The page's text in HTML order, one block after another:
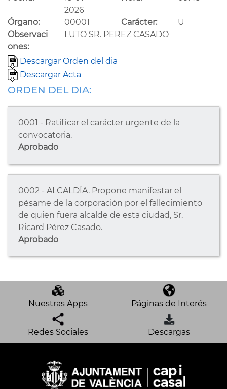
2026
Órgano: 00001 Carácter:
U
Observaci
ones:
LUTO SR. PEREZ CASADO
Descargar Orden del dia
Descargar Acta
ORDEN DEL DIA:
0001 - Ratificar el carácter urgente de la
convocatoria.
Aprobado
0002 - ALCALDÍA. Propone manifestar el
pésame de la corporación por el fallecimiento
de quien fuera alcalde de esta ciudad, Sr.
Ricard Pérez Casado.
Aprobado
Nuestras Apps Páginas de Interés
Redes Sociales Descargas